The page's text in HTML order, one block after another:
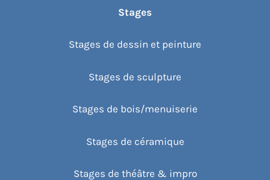
Stages
Stages de dessin et peinture
Stages de sculpture
Stages de bois/menuiserie
Stages de céramique
Stages de théâtre & impro